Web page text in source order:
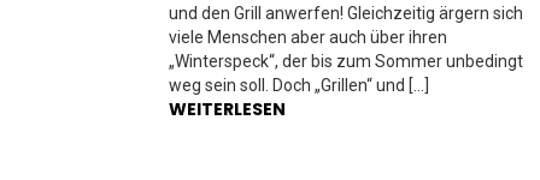
und den Grill anwerfen! Gleichzeitig ärgern sich
viele Menschen aber auch über ihren
„Winterspeck“, der bis zum Sommer unbedingt
weg sein soll. Doch „Grillen“ und […]
WEITERLESEN